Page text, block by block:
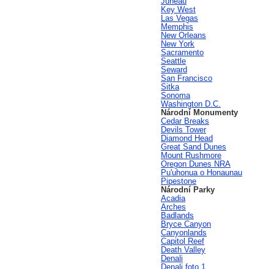
Key West
Las Vegas
Memphis
New Orleans
New York
Sacramento
Seattle
Seward
San Francisco
Sitka
Sonoma
Washington D.C.
Národní Monumenty
Cedar Breaks
Devils Tower
Diamond Head
Great Sand Dunes
Mount Rushmore
Oregon Dunes NRA
Pu'uhonua o Honaunau
Pipestone
Národní Parky
Acadia
Arches
Badlands
Bryce Canyon
Canyonlands
Capitol Reef
Death Valley
Denali
Denali foto 1